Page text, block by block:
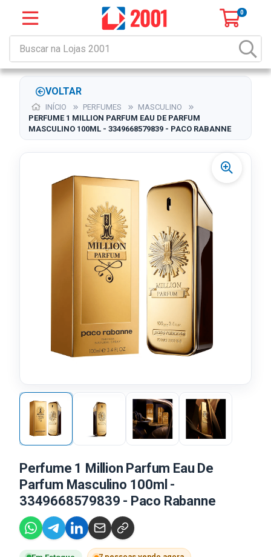
0
VOLTAR
INÍCIO PERFUMES
MASCULINO
PERFUME 1 MILLION PARFUM EAU DE PARFUM
MASCULINO 100ML - 3349668579839 - PACO RABANNE
Perfume 1 Million Parfum Eau De
Parfum Masculino 100ml -
3349668579839 - Paco Rabanne